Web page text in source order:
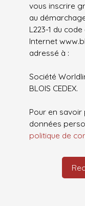
vous inscrire
au
L223-1 du
Internet
adressé à :
Société
BLOIS CEDEX.
Pour en
données
politique de